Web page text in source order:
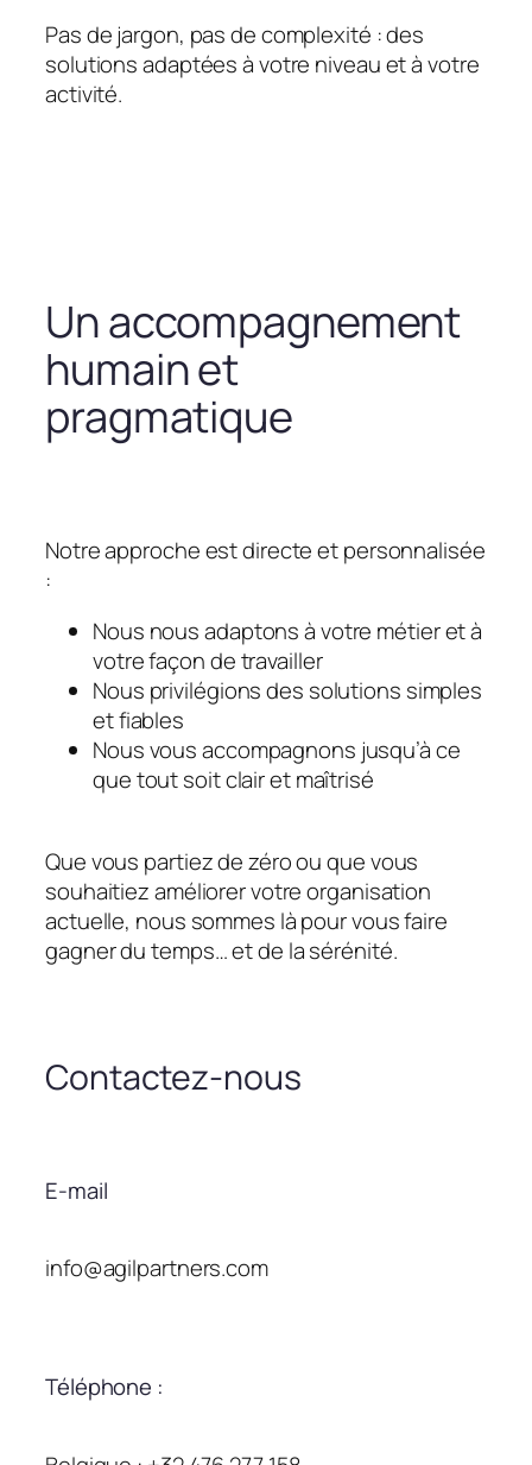
Pas de jargon, pas de complexité : des
solutions adaptées à votre niveau et à votre
activité.
Un accompagnement
humain et
pragmatique
Notre approche est directe et personnalisée
:
Nous nous adaptons à votre métier et à
votre façon de travailler
Nous privilégions des solutions simples
et fiables
Nous vous accompagnons jusqu’à ce
que tout soit clair et maîtrisé
Que vous partiez de zéro ou que vous
souhaitiez améliorer votre organisation
actuelle, nous sommes là pour vous faire
gagner du temps… et de la sérénité.
Contactez-nous
E-mail
info@agilpartners.com
Téléphone :